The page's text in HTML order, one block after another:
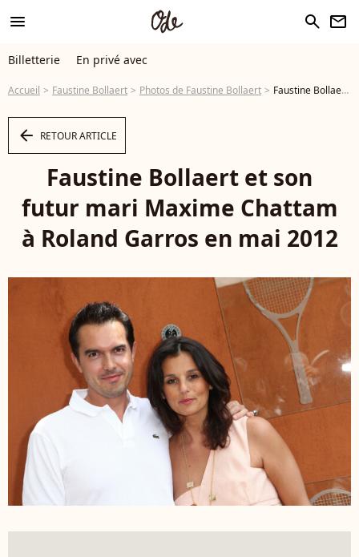
menu search newsletter
Billetterie En privé avec
Accueil Faustine Bollaert Photos de Faustine Bollaert Faustine Bollaert et son futur mari Maxime Chattam à Roland Garros en mai 2012 - Photo
arrow_left RETOUR ARTICLE
Faustine Bollaert et son
futur mari Maxime Chattam
à Roland Garros en mai 2012